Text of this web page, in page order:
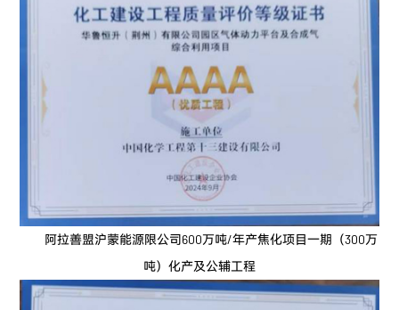
阿拉善盟沪蒙能源限公司600万吨/年产焦化项目一期（300万
吨）化产及公辅工程